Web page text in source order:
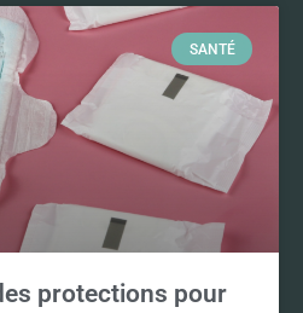
SANTÉ
protections pour